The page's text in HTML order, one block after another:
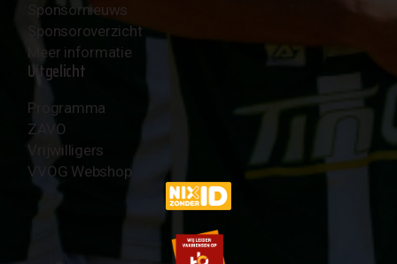
Sponsornieuws
Sponsoroverzicht
Meer informatie
Uitgelicht
Programma
ZAVO
Vrijwilligers
VVOG Webshop